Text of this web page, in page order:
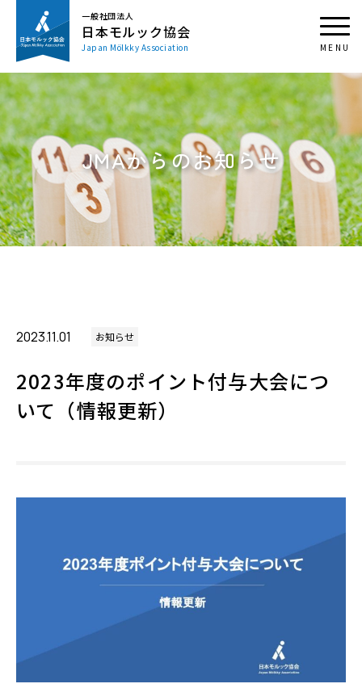
一般社団法人
日本モルック協会
Japan Mölkky Association
JMAからのお知らせ
2023.11.01 お知らせ
2023年度のポイント付与大会につ
いて（情報更新）